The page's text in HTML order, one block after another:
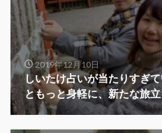
2019年12月10日
しいたけ占いが当たりすぎ
ともっと身軽に、新たな旅